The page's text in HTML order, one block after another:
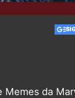
Memes da